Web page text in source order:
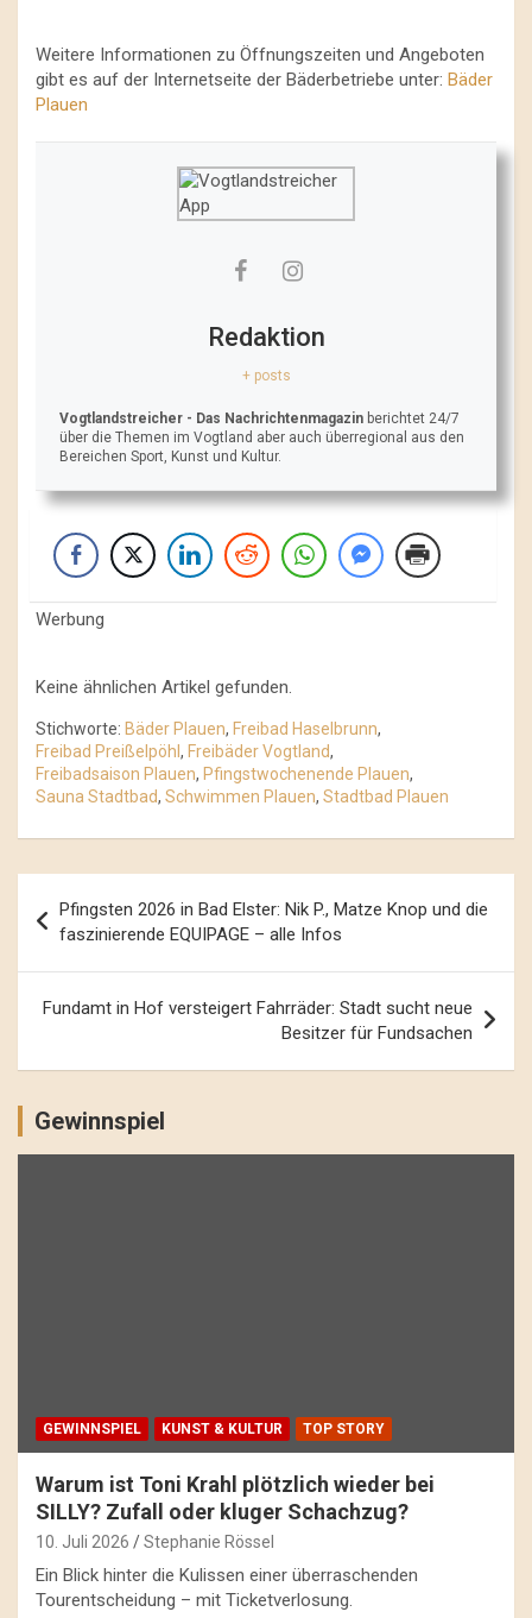
Weitere Informationen zu Öffnungszeiten und Angeboten
gibt es auf der Internetseite der Bäderbetriebe unter: Bäder
Plauen
Redaktion
+ posts
Vogtlandstreicher - Das Nachrichtenmagazin berichtet 24/7
über die Themen im Vogtland aber auch überregional aus den
Bereichen Sport, Kunst und Kultur.
Werbung
Keine ähnlichen Artikel gefunden.
Stichworte: Bäder Plauen, Freibad Haselbrunn,
Freibad Preißelpöhl , Freibäder Vogtland,
Freibadsaison Plauen, Pfingstwochenende Plauen,
Sauna Stadtbad, Schwimmen Plauen, Stadtbad Plauen
Navigation
Pfingsten 2026 in Bad Elster: Nik P., Matze Knop und die
faszinierende EQUIPAGE – alle Infos
Fundamt in Hof versteigert Fahrräder: Stadt sucht neue
Besitzer für Fundsachen
Gewinnspiel
GEWINNSPIEL KUNST & KULTUR TOP STORY
Warum ist Toni Krahl plötzlich wieder bei
SILLY? Zufall oder kluger Schachzug?
10. Juli 2026 Stephanie Rössel
Ein Blick hinter die Kulissen einer überraschenden
Tourentscheidung – mit Ticketverlosung.